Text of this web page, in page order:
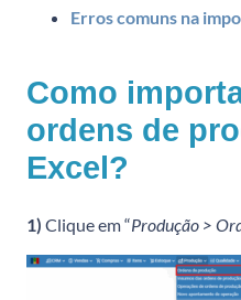
Erros comuns na
Como
ordens de
Excel?
1) Clique em “Produção >